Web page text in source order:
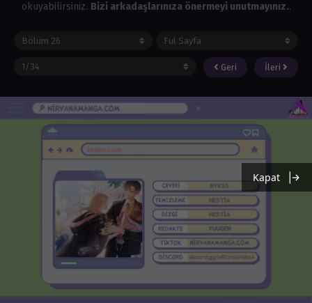
okuyabilirsiniz. Bizi arkadaşlarınıza önermeyi unutmayınız..
Geri İleri
Kapat